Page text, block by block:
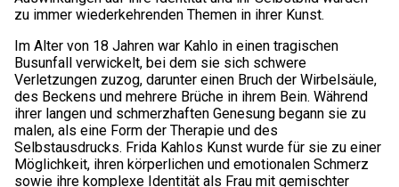
zu immer wiederkehrenden Themen in ihrer Kunst.
Im Alter von 18 Jahren war Kahlo in einen tragischen
Busunfall verwickelt, bei dem sie sich schwere
Verletzungen zuzog, darunter einen Bruch der Wirbelsäule,
des Beckens und mehrere Brüche in ihrem Bein. Während
ihrer langen und schmerzhaften Genesung begann sie zu
malen, als eine Form der Therapie und des
Selbstausdrucks. Frida Kahlos Kunst wurde für sie zu einer
Möglichkeit, ihren körperlichen und emotionalen Schmerz
sowie ihre komplexe Identität als Frau mit gemischter